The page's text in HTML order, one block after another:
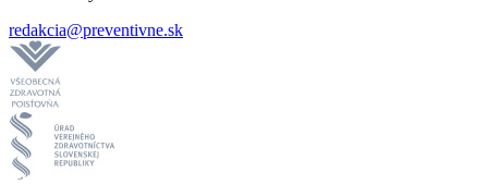
redakcia@preventivne.sk